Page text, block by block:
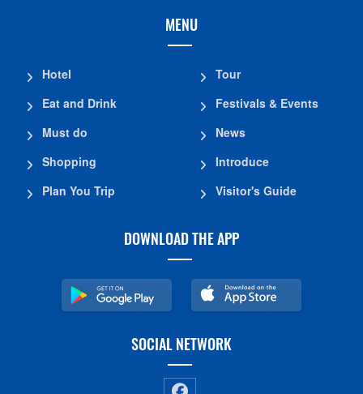
MENU
Hotel
Eat and Drink
Must do
Shopping
Plan You Trip
Tour
Festivals & Events
News
Introduce
Visitor's Guide
DOWNLOAD THE APP
SOCIAL NETWORK